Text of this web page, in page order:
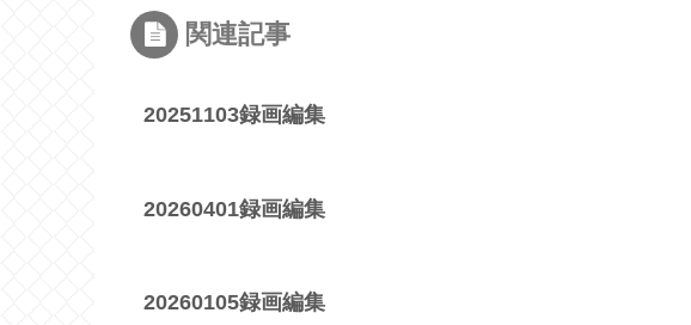
関連記事
20251103録画編集
20260401録画編集
20260105録画編集